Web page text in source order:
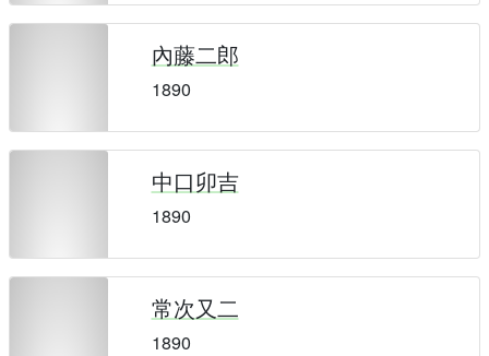
內藤二郎
1890
中口卯吉
1890
常次又二
1890